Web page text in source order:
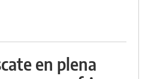
en plena